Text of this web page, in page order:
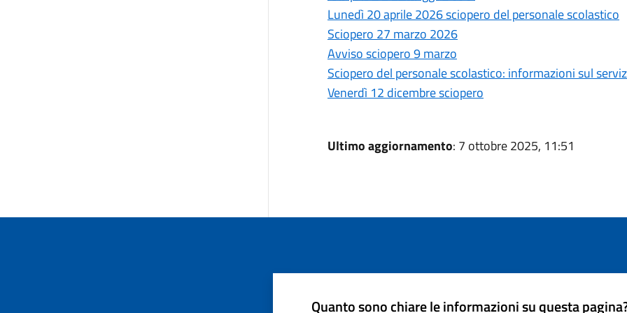
Lunedì 20 aprile 2026 sciopero del personale scolastico
Sciopero 27 marzo 2026
Avviso sciopero 9 marzo
Sciopero del personale scolastico: informazioni sul
Venerdì 12 dicembre sciopero
Ultimo aggiornamento: 7 ottobre 2025, 11:51
Quanto sono chiare le informazioni su questa